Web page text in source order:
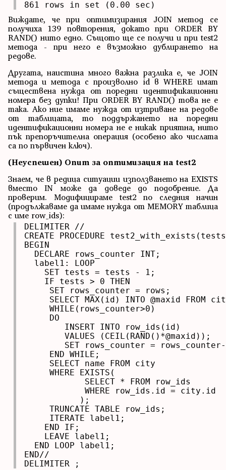
861 rows in set (0.00 sec)
Виждате, че при оптимизирания JOIN метод се
получиха 139 повторения, докато при ORDER BY
RAND() нито едно. Същото ще се получи и при test2
метода - при него е възможно дублирането на
редове.
Другата, наистина много важна разлика е, че JOIN
метода и метода с произволно id в WHERE имат
съществена нужда от поредни идентификационни
номера без дупки! При ORDER BY RAND() това не е
така. Ако ние имаме нужда от изтриване на редове
от таблицата, то поддържането на поредни
идентификационни номера не е никак приятна, нито
пък препоръчителна операция (особено ако числата
са по първичен ключ).
(Неуспешен) Опит за оптимизация на test2
Знаем, че в редица ситуации използването на EXISTS
вместо IN може да доведе до подобрение. Да
проверим. Модифицираме test2 по следния начин
(продължаваме да имаме нужда от MEMORY таблица
с име row_ids):
DELIMITER //
CREATE PROCEDURE
BEGIN
  DECLARE rows_counter INT;
  label1: LOOP
    SET tests = tests - 1;
    IF tests > 0 THEN
     SET rows_counter = rows;
SELECT MAX(id) INTO @maxid FROM
     WHILE(rows_counter>0)
     DO
        INSERT INTO row_ids(id)
        VALUES (CEIL(RAND()*@maxid));
SET rows_counter =
     END WHILE;
     SELECT name FROM city
     WHERE EXISTS(
     TRUNCATE TABLE row_ids;
     ITERATE label1;
    END IF;
    LEAVE label1;
  END LOOP label1;
END//
DELIMITER ;